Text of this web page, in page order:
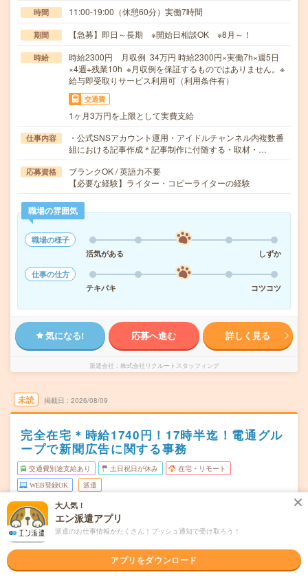
時間 11:00-19:00（休憩60分）実働7時間
期間 【急募】即日～長期 ※開始日相談OK ※8月～！
時給
時給2300円 月収例 34万円 時給2300円×実働7h×週5日
×4週+残業10h ※月収例を保証するものではありません。※
給与即受取りサービス利用可（利用条件有）
交通費
1ヶ月3万円を上限として実費支給
仕事内容
・公式SNSアカウント運用・アイドルチャンネル内複数番
組における記事作成＊記事制作に付随する・取材・…
応募資格
ブランクOK / 英語力不要
【必要な経験】ライター・コピーライターの経験
職場の雰囲気
職場の様子
活気がある
しずか
仕事の仕方
テキパキ
コツコツ
気になる! 応募へ進む 詳しく見る
派遣会社 株式会社リクルートスタッフィング
未読 掲載日 2026/08/09
完全在宅＊時給1740円！17時半迄！電通グル
ープで新聞広告に関する事務
交通費別途支給あり 土日祝日が休み 在宅・リモート
WEB登録OK 派遣
勤務地
東京都港区
新橋駅から徒歩4分／汐留駅から徒歩1分
曜日頻度
時間 09:30-17:30（休憩60分）実働7時間（残業少なめ！）
大人気！
エン派遣アプリ
派遣のお仕事情報がたくさん！プッシュ通知で受け取ろう！
アプリをダウンロード